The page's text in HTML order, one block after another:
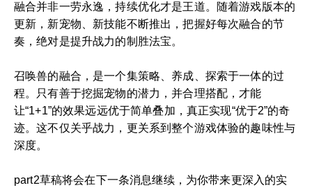
融合并非一劳永逸，持续优化才是王道。随着游戏版本的
更新，新宠物、新技能不断推出，把握好每次融合的节
奏，绝对是提升战力的制胜法宝。
召唤兽的融合，是一个集策略、养成、探索于一体的过
程。只有善于挖掘宠物的潜力，并合理搭配，才能
让“1+1”的效果远远优于简单叠加，真正实现“优于2”的奇
迹。这不仅关乎战力，更关系到整个游戏体验的趣味性与
深度。
part2草稿将会在下一条消息继续，为你带来更深入的实